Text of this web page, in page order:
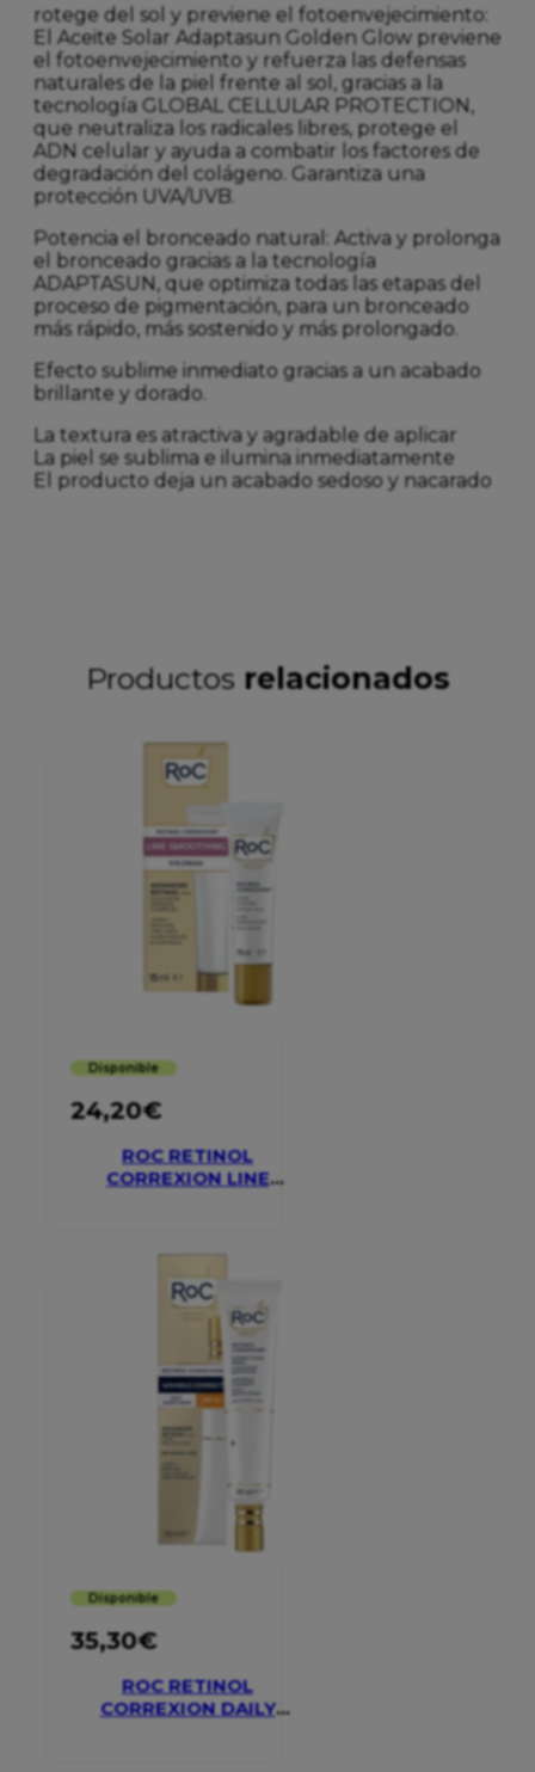
rotege del sol y previene el fotoenvejecimiento:
El Aceite Solar Adaptasun Golden Glow previene
el fotoenvejecimiento y refuerza las defensas
naturales de la piel frente al sol, gracias a la
tecnología GLOBAL CELLULAR PROTECTION,
que neutraliza los radicales libres, protege el
ADN celular y ayuda a combatir los factores de
degradación del colágeno. Garantiza una
protección UVA/UVB.
Potencia el bronceado natural: Activa y prolonga
el bronceado gracias a la tecnología
ADAPTASUN, que optimiza todas las etapas del
proceso de pigmentación, para un bronceado
más rápido, más sostenido y más prolongado.
Efecto sublime inmediato gracias a un acabado
brillante y dorado.
La textura es atractiva y agradable de aplicar
La piel se sublima e ilumina inmediatamente
El producto deja un acabado sedoso y nacarado
Productos relacionados
Disponible
24,20€
ROC RETINOL
CORREXION LINE
Disponible
35,30€
ROC RETINOL
CORREXION DAILY